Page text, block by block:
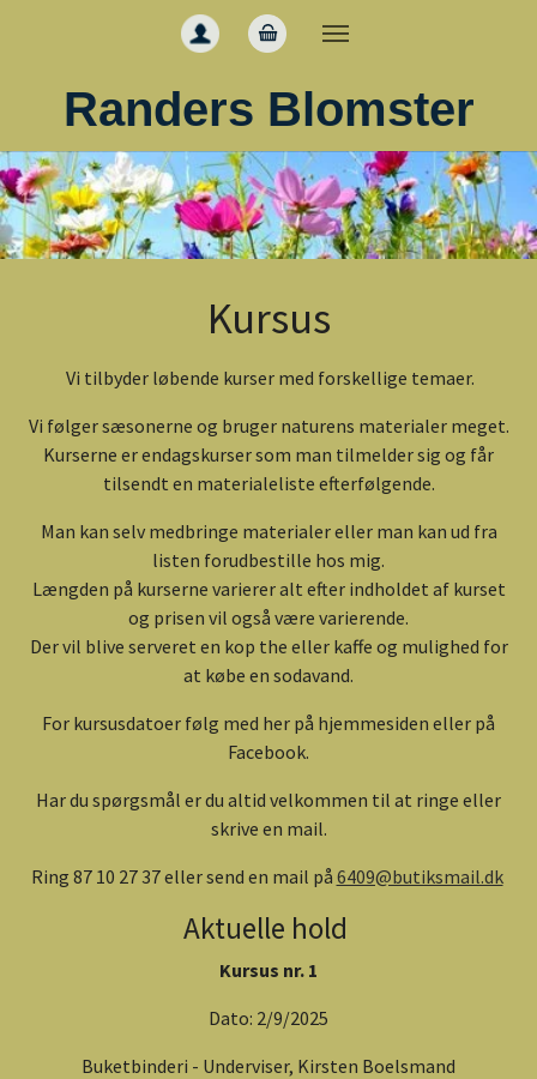
Randers Blomster
Kursus
Vi tilbyder løbende kurser med forskellige temaer.
Vi følger sæsonerne og bruger naturens materialer meget.
Kurserne er endagskurser som man tilmelder sig og får
tilsendt en materialeliste efterfølgende.
Man kan selv medbringe materialer eller man kan ud fra
listen forudbestille hos mig.
Længden på kurserne varierer alt efter indholdet af kurset
og prisen vil også være varierende.
Der vil blive serveret en kop the eller kaffe og mulighed for
at købe en sodavand.
For kursusdatoer følg med her på hjemmesiden eller på
Facebook.
Har du spørgsmål er du altid velkommen til at ringe eller
skrive en mail.
Ring 87 10 27 37 eller send en mail på 6409@butiksmail.dk
Aktuelle hold
Kursus nr. 1
Dato: 2/9/2025
Buketbinderi - Underviser, Kirsten Boelsmand